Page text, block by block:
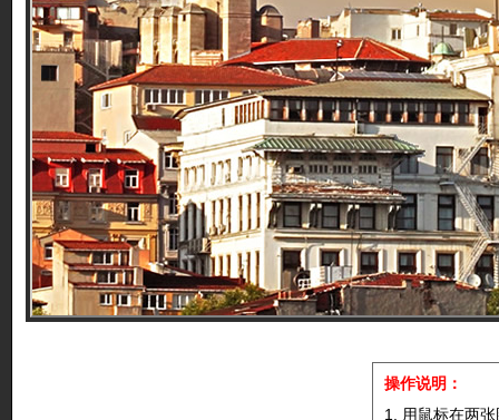
操作说明：
1. 用鼠标在两